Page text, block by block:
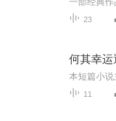
23
何其幸运
11